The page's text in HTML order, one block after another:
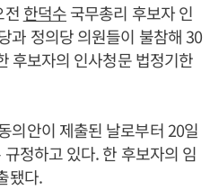
전 한덕수국무총리 후보자 인
과 정의당 의원들이 불참해 30
후보자의 인사청문 법정기한
의안이 제출된 날로부터 20일
정하고 있다. 한 후보자의 임
됐다.